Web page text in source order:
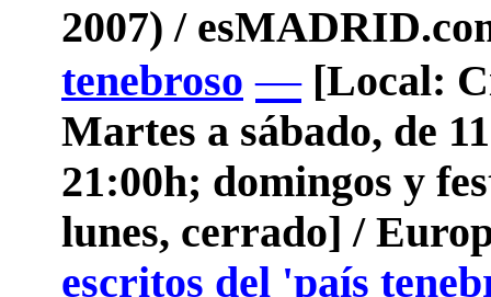
2007) /
tenebroso —[Local:
Martes a sábado, de
21:00h; domingos y
lunes, cerrado] /
escritos del 'país